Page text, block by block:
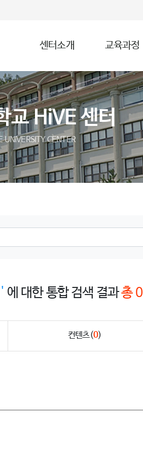
센터소개 교육과정
교 HiVE 센터
UNIVERSITY CENTER
에 대한 통합 검색 결과총 0
컨텐츠(0)